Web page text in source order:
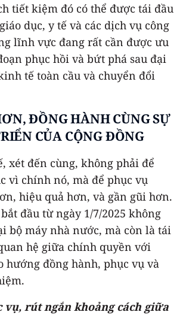
tiết kiệm đó có thể được tái đầu
dục, y tế và các dịch vụ công
lĩnh vực đang rất cần được ưu
phục hồi và bứt phá sau đại
tế toàn cầu và chuyển đổi
ĐỒNG HÀNH CÙNG SỰ
CỦA CỘNG ĐỒNG
xét đến cùng, không phải để
vì chính nó, mà để phục vụ
hiệu quả hơn, và gần gũi hơn.
đầu từ ngày 1/7/2025 không
bộ máy nhà nước, mà còn là tái
hệ giữa chính quyền với
hướng đồng hành, phục vụ và
vụ, rút ngắn khoảng cách giữa